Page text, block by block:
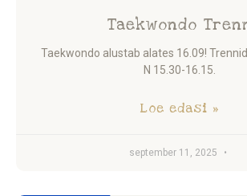
Taekwondo
Taekwondo alustab alates 16.09!
N 15.30-16.15.
Loe edasi »
september 11, 2025